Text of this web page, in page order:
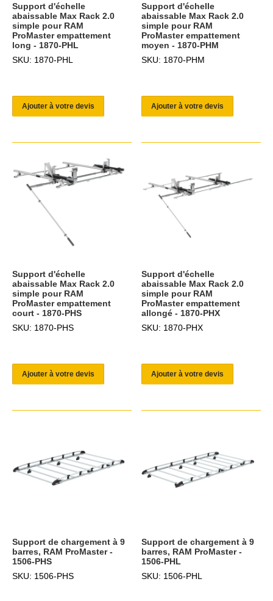
Support d'échelle
abaissable Max Rack 2.0
simple pour RAM
ProMaster empattement
long - 1870-PHL
SKU: 1870-PHL
Ajouter à votre devis
Support d'échelle
abaissable Max Rack 2.0
simple pour RAM
ProMaster empattement
moyen - 1870-PHM
SKU: 1870-PHM
Ajouter à votre devis
Support d'échelle
abaissable Max Rack 2.0
simple pour RAM
ProMaster empattement
court - 1870-PHS
SKU: 1870-PHS
Ajouter à votre devis
Support d'échelle
abaissable Max Rack 2.0
simple pour RAM
ProMaster empattement
allongé - 1870-PHX
SKU: 1870-PHX
Ajouter à votre devis
Support de chargement à 9
barres, RAM ProMaster -
1506-PHS
SKU: 1506-PHS
Support de chargement à 9
barres, RAM ProMaster -
1506-PHL
SKU: 1506-PHL